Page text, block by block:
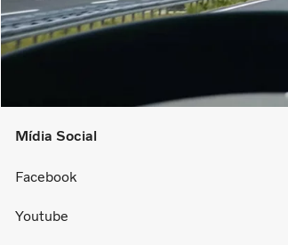
Mídia Social
Facebook
Youtube